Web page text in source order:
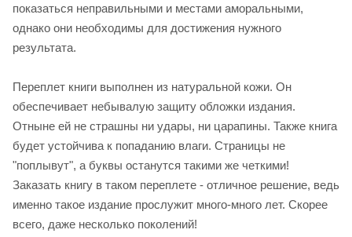
показаться неправильными и местами аморальными,
однако они необходимы для достижения нужного
результата.
Переплет книги выполнен из натуральной кожи. Он
обеспечивает небывалую защиту обложки издания.
Отныне ей не страшны ни удары, ни царапины. Также книга
будет устойчива к попаданию влаги. Страницы не
"поплывут", а буквы останутся такими же четкими!
Заказать книгу в таком переплете - отличное решение, ведь
именно такое издание прослужит много-много лет. Скорее
всего, даже несколько поколений!